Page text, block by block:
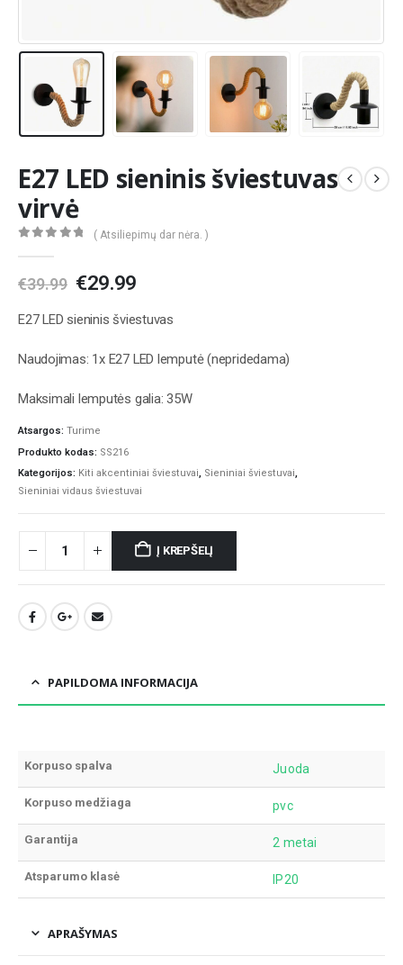
E27 LED sieninis šviestuvas
virvė
( Atsiliepimų dar nėra. )
€39.99 Original
was:
€29.99Current
is:
E27 LED sieninis šviestuvas
Naudojimas: 1x E27 LED lemputė (nepridedama)
Maksimali lemputės galia: 35W
Atsargos: Turime
Produkto kodas: SS216
Kategorijos: Kiti akcentiniai šviestuvai, Sieniniai šviestuvai,
Sieniniai vidaus šviestuvai
Į KREPŠELĮ
PAPILDOMA INFORMACIJA
Korpuso spalva Juoda
Korpuso medžiaga pvc
Garantija 2 metai
Atsparumo klasė IP20
APRAŠYMAS